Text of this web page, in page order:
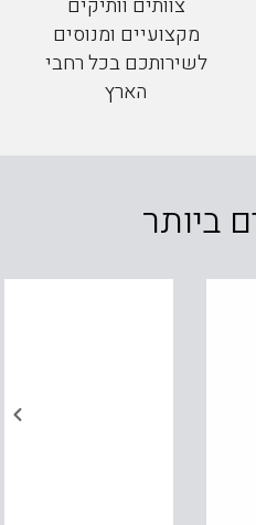
צוותים וותיקים
מקצועיים ומנוסים
לשירותכם בכל רחבי
הארץ
ביותר